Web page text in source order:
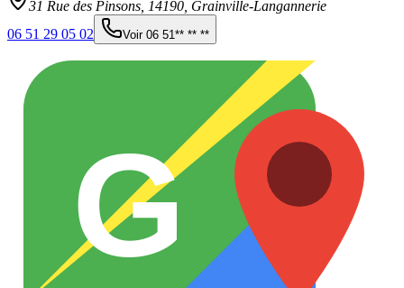
31 Rue des Pinsons, 14190 Grainville-Langannerie
06 51 29 05 02
Voir 06 51** ** **
G